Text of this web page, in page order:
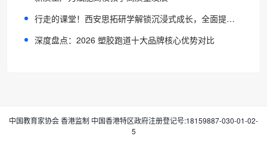
行走的课堂！西安思拓研学解锁沉浸式成长，全面提升青少年综合素养
深度盘点：2026 塑胶跑道十大品牌核心优势对比
中国教育家协会 香港监制 中国香港特区政府注册登记号:18159887-030-01-02-
5